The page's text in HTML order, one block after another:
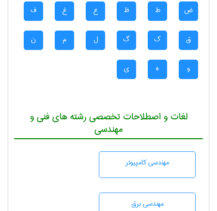
ض ط ظ ع غ ف
ق ک گ ل م ن
و ه ی
لغات و اصطلاحات تخصصی رشته های فنی و
مهندسی
مهندسی كامپيوتر
مهندسی برق